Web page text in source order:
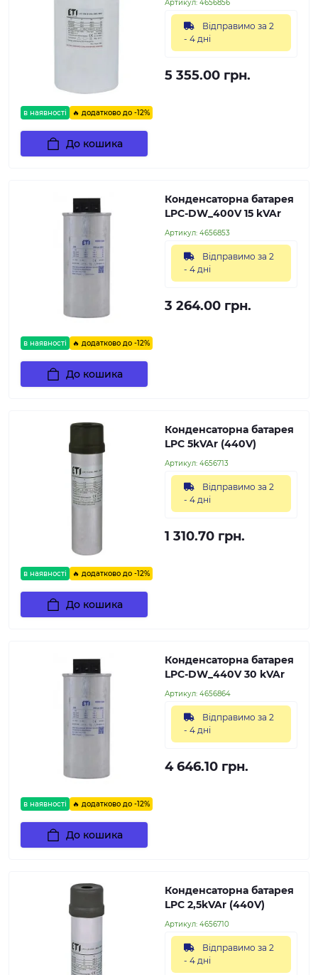
в наявності 🔥 додатково до -12%
Артикул: 4656856
Відправимо за 2
- 4 дні
5 355.00 грн.
До кошика
в наявності 🔥 додатково до -12%
Конденсаторна батарея
LPC-DW_400V 15 kVAr
Артикул: 4656853
Відправимо за 2
- 4 дні
3 264.00 грн.
До кошика
в наявності 🔥 додатково до -12%
Конденсаторна батарея
LPC 5kVAr (440V)
Артикул: 4656713
Відправимо за 2
- 4 дні
1 310.70 грн.
До кошика
в наявності 🔥 додатково до -12%
Конденсаторна батарея
LPC-DW_440V 30 kVAr
Артикул: 4656864
Відправимо за 2
- 4 дні
4 646.10 грн.
До кошика
Конденсаторна батарея
LPC 2,5kVAr (440V)
Артикул: 4656710
Відправимо за 2
- 4 дні